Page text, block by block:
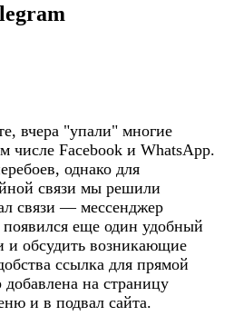
вчера "упали" многие
числе Facebook и WhatsApp.
однако для
связи мы решили
связи — мессенджер
еще один удобный
и обсудить возникающие
ссылка для прямой
добавлена на страницу
и в подвал сайта.